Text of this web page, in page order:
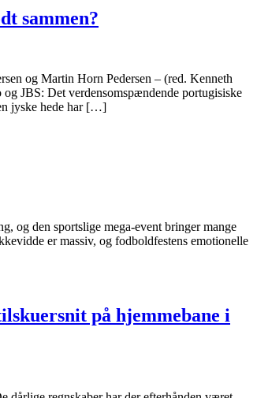
sammen?
og Martin Horn Pedersen – (red. Kenneth
JBS: Det verdensomspændende portugisiske
jyske hede har […]
og den sportslige mega-event bringer mange
er massiv, og fodboldfestens emotionelle
på hjemmebane i